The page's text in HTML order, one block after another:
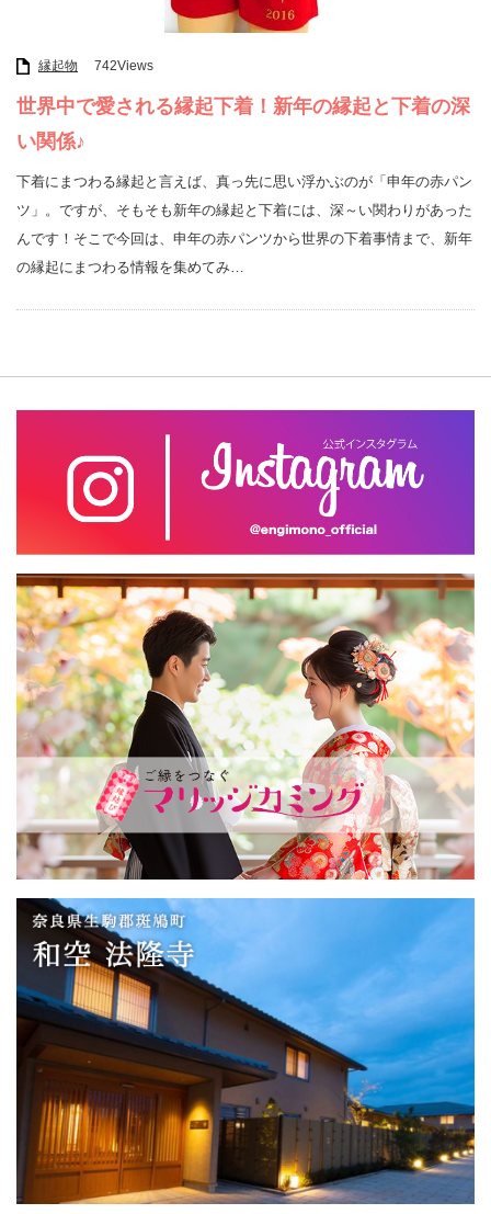
縁起物 742Views
世界中で愛される縁起下着！新年の縁起と下着の深
い関係♪
下着にまつわる縁起と言えば、真っ先に思い浮かぶのが「申年の赤パン
ツ」。ですが、そもそも新年の縁起と下着には、深～い関わりがあった
んです！そこで今回は、申年の赤パンツから世界の下着事情まで、新年
の縁起にまつわる情報を集めてみ…